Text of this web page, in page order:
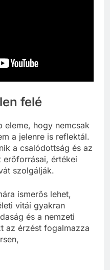
felé
eleme, hogy nemcsak
a jelenre is reflektál.
a csalódottság és az
értékei
szolgálják.
ismerős lehet,
vitái gyakran
és a nemzeti
az érzést fogalmazza